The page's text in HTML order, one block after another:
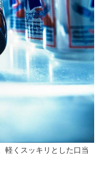
軽くスッキリとした口当